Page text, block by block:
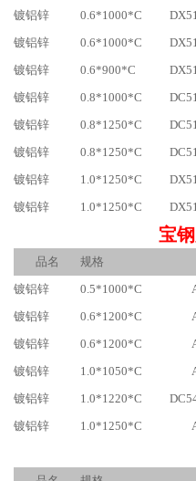
镀铝锌
0.6*1000*C
镀铝锌
0.6*1000*C
镀铝锌
0.6*900*C
镀铝锌
0.8*1000*C
镀铝锌
0.8*1250*C
镀铝锌
0.8*1250*C
镀铝锌
1.0*1250*C
镀铝锌
1.0*1250*C
宝
品名 规格
镀铝锌
0.5*1000*C
镀铝锌
0.6*1200*C
镀铝锌
0.6*1200*C
镀铝锌
1.0*1050*C
镀铝锌
1.0*1220*C
镀铝锌
1.0*1250*C